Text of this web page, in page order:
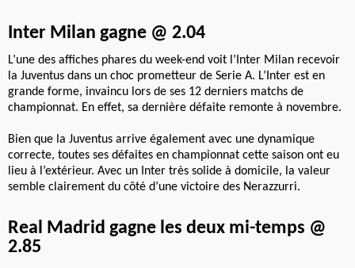
Inter Milan gagne @ 2.04
L’une des affiches phares du week-end voit l’Inter Milan recevoir
la Juventus dans un choc prometteur de Serie A. L’Inter est en
grande forme, invaincu lors de ses 12 derniers matchs de
championnat. En effet, sa dernière défaite remonte à novembre.
Bien que la Juventus arrive également avec une dynamique
correcte, toutes ses défaites en championnat cette saison ont eu
lieu à l’extérieur. Avec un Inter très solide à domicile, la valeur
semble clairement du côté d’une victoire des Nerazzurri.
Real Madrid gagne les deux mi-temps @
2.85